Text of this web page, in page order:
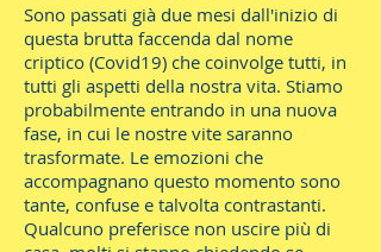
Sono passati già due mesi dall'inizio di
questa brutta faccenda dal nome
criptico (Covid19) che coinvolge tutti, in
tutti gli aspetti della nostra vita. Stiamo
probabilmente entrando in una nuova
fase, in cui le nostre vite saranno
trasformate. Le emozioni che
accompagnano questo momento sono
tante, confuse e talvolta contrastanti.
Qualcuno preferisce non uscire più di